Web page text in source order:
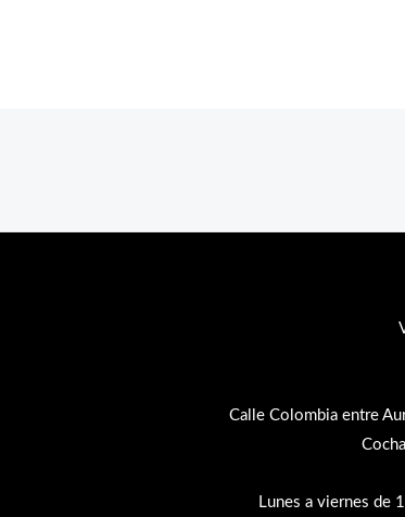
Calle Colombia entre
Lunes a viernes de